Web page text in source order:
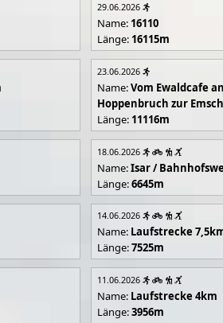
29.06.2026
Name: 16110
Länge: 16115m
23.06.2026
Name:Vom Ewaldcafe
Hoppenbruch zur
Länge: 11116m
18.06.2026
Name:Isar /
Länge:6645m
14.06.2026
Name: Laufstrecke
Länge:7525m
11.06.2026
Name: Laufstrecke 4km
Länge:3956m